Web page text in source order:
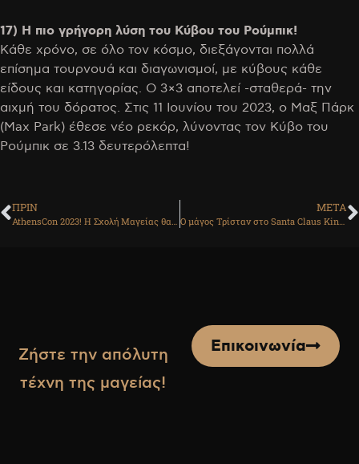
17) Η πιο γρήγορη λύση του Κύβου του Ρούμπικ!
Κάθε χρόνο, σε όλο τον κόσμο, διεξάγονται πολλά
επίσημα τουρνουά και διαγωνισμοί, με κύβους κάθε
είδους και κατηγορίας. Ο 3×3 αποτελεί -σταθερά- την
αιχμή του δόρατος. Στις 11 Ιουνίου του 2023, ο Μαξ Πάρκ
(Max Park) έθεσε νέο ρεκόρ, λύνοντας τον Κύβο του
Ρούμπικ σε 3.13 δευτερόλεπτα!
ΠΡΙΝ ΜΕΤΑ
Ζήστε την απόλυτη
τέχνη της μαγείας!
Επικοινωνία